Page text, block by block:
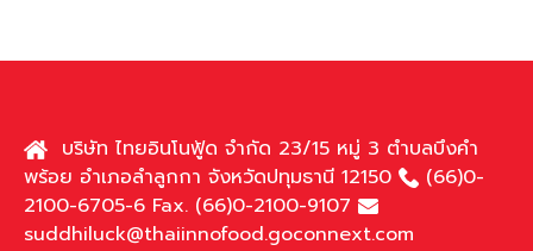
บริษัท ไทยอินโนฟู้ด จำกัด 23/15 หมู่ 3 ตำบลบึงคำ
พร้อย อำเภอลำลูกกา จังหวัดปทุมธานี 12150
(66)0-
2100-6705-6 Fax. (66)0-2100-9107
suddhiluck@thaiinnofood.goconnext.com